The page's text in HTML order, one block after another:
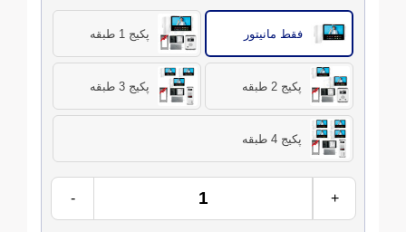
فقط مانیتور پکیج 1 طبقه
پکیج 2 طبقه پکیج 3 طبقه
پکیج 4 طبقه
- +